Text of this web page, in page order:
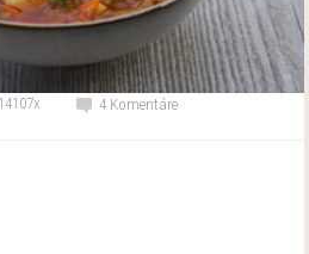
14107x 4 Komentáre